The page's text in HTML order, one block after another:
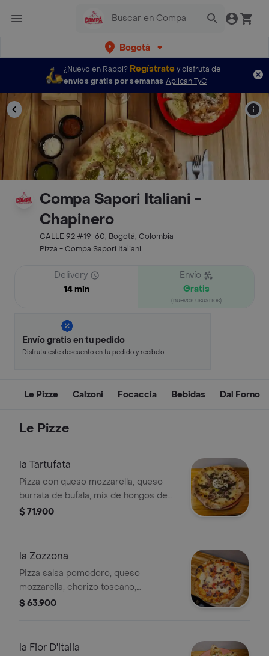
Bogotá
¿Nuevo en Rappi? Regístratey disfruta de
envíos gratis por semanas Aplican TyC
Compa Sapori Italiani -
Chapinero
CALLE 92 #19-60, Bogotá, Colombia
Pizza - Compa Sapori Italiani
Delivery
14 min
Envío
Gratis
(nuevos usuarios)
Envío gratis en tu pedido
Disfruta este descuento en tu pedido y recíbelo
Le Pizze Calzoni Focaccia Bebidas Dal Forno
Le Pizze
la Tartufata
Pizza con queso mozzarella, queso
burrata de bufala, mix de hongos de
temporada, chorizo toscano y salsa
$ 71.900
la Zozzona
Pizza salsa pomodoro, queso
mozzarella, chorizo toscano,
guanciale, pecorino romano y
$ 63.900
la Fior D'italia